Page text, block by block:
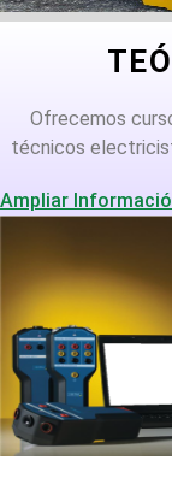
Ofrecemos
técnicos
Ampliar